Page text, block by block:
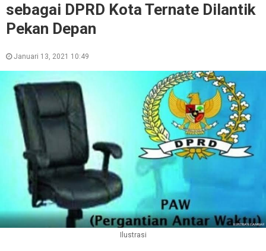
sebagai DPRD Kota Ternate Dilantik
Pekan Depan
Januari 13, 2021 10:49
Ilustrasi